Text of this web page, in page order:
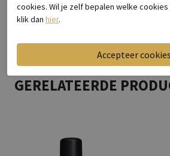
GERELATEERDE
cookies. Wil je zelf bepalen welke
klik dan hier.